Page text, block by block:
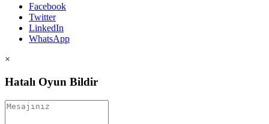
Facebook
Twitter
LinkedIn
WhatsApp
×
Hatalı Oyun Bildir